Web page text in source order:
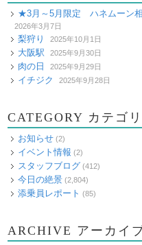
★3月～5月限定 ハネムーン
2026年3月7日
梨狩り 2025年10月1日
大阪駅 2025年9月30日
肉の日 2025年9月29日
イチジク 2025年9月28日
CATEGORY カテゴ
お知らせ (2)
イベント情報 (2)
スタッフブログ (412)
今日の絶景 (2,804)
添乗員レポート (85)
ARCHIVE アーカイ